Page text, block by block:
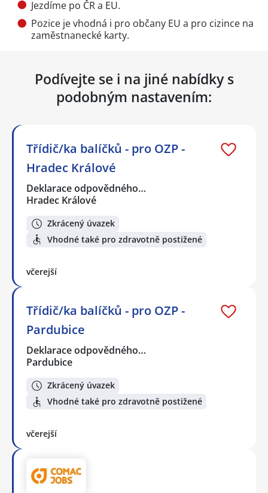
Jezdíme po ČR a EU.
Pozice je vhodná i pro občany EU a pro cizince na
zaměstnanecké karty.
Podívejte se i na jiné nabídky s
podobným nastavením:
Třídič/ka balíčků - pro OZP -
Hradec Králové
Deklarace odpovědného…
Hradec Králové
Zkrácený úvazek
Vhodné také pro zdravotně postižené
včerejší
Třídič/ka balíčků - pro OZP -
Pardubice
Deklarace odpovědného…
Pardubice
Zkrácený úvazek
Vhodné také pro zdravotně postižené
včerejší